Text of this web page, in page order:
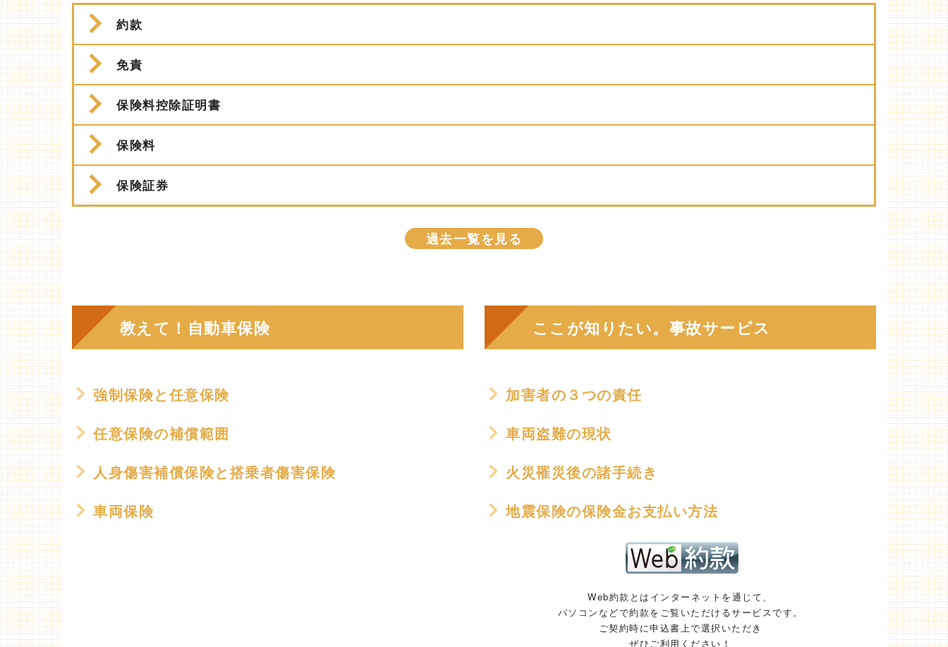
約款
免責
保険料控除証明書
保険料
保険証券
過去一覧を見る
教えて！自動車保険
強制保険と任意保険
任意保険の補償範囲
人身傷害補償保険と搭乗者傷害保険
車両保険
ここが知りたい。事故サービス
加害者の３つの責任
車両盗難の現状
火災罹災後の諸手続き
地震保険の保険金お支払い方法
Web約款とはインターネットを通じて、
パソコンなどで約款をご覧いただけるサービスです。
ご契約時に申込書上で選択いただき
ぜひご利用ください！